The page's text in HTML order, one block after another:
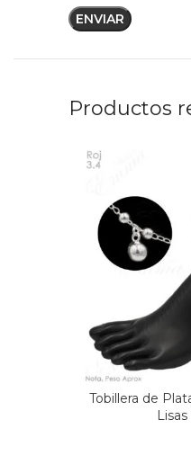
Productos
Tobillera de